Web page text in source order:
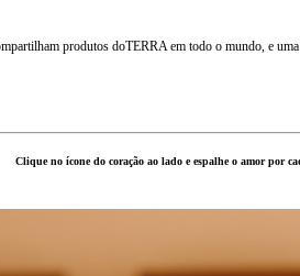
produtos doTERRA em todo o mundo, e uma
Clique no ícone do coração ao lado e espalhe o amor por